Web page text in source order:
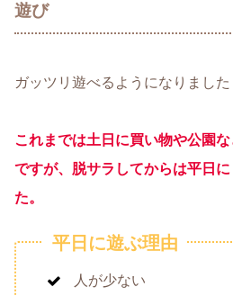
遊び
ガッツリ遊べるようになりました
これまでは土日に買い物や公園
ですが、脱サラしてからは平日
た。
平日に遊ぶ理由
人が少ない